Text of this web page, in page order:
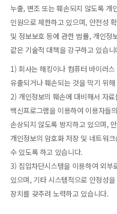
누출, 변조 또는 훼손되지 않도록 개
인원으로 제한하고 있으며, 안전성
및 정보보호 등에 관한 법률, 개인정
같은 기술적 대책을 강구하고 있습니
1) 회사는 해킹이나 컴퓨터 바이러
유출되거나 훼손되는 것을 막기 위
2) 개인정보의 훼손에 대비해서 자
백신프로그램을 이용하여 이용자들
손상되지 않도록 방지하고 있으며,
개인정보의 암호화 저장 및 네트워
수 있도록 하고 있습니다.
3) 침입차단시스템을 이용하여 외부
있으며, 기타 시스템적으로 안정성
장치를 갖추려 노력하고 있습니다.